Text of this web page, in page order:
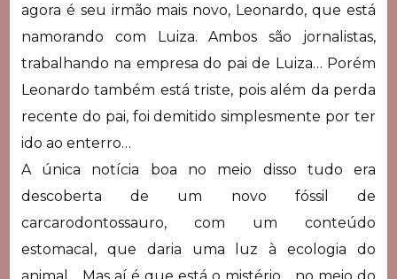
agora é seu irmão mais novo, Leonardo, que está
namorando com Luiza. Ambos são jornalistas,
trabalhando na empresa do pai de Luiza… Porém
Leonardo também está triste, pois além da perda
recente do pai, foi demitido simplesmente por ter
ido ao enterro…
A única notícia boa no meio disso tudo era
descoberta de um novo fóssil de
carcarodontossauro, com um conteúdo
estomacal, que daria uma luz à ecologia do